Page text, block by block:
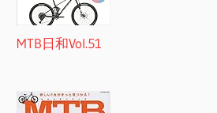
MTB日和Vol.51